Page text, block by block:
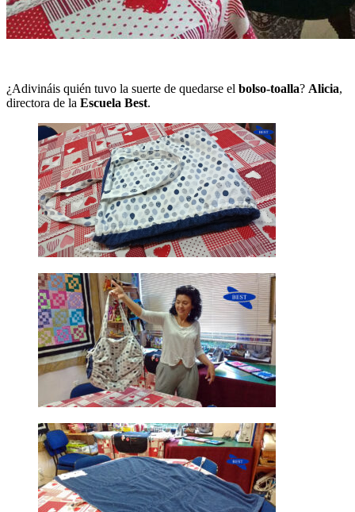
¿Adivináis quién tuvo la suerte de quedarse el bolso-toalla? Alicia,
directora de la Escuela Best.